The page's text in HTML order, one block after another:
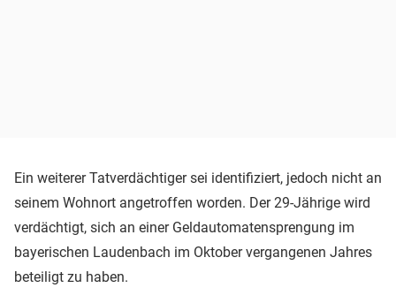
Ein weiterer Tatverdächtiger sei identifiziert, jedoch nicht an
seinem Wohnort angetroffen worden. Der 29-Jährige wird
verdächtigt, sich an einer Geldautomatensprengung im
bayerischen Laudenbach im Oktober vergangenen Jahres
beteiligt zu haben.